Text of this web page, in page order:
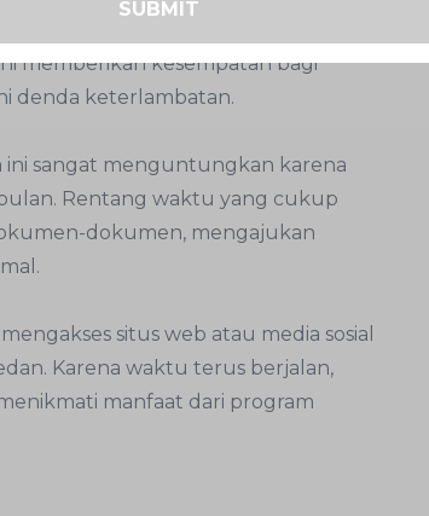
untuk wilayah Medan, resmi
memberikan kesempatan bagi
denda keterlambatan.
ini sangat menguntungkan karena
Rentang waktu yang cukup
dokumen, mengajukan
situs web atau media sosial
Karena waktu terus berjalan,
manfaat dari program
SUBMIT